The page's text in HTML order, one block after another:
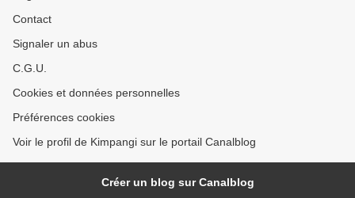
Contact
Signaler un abus
C.G.U.
Cookies et données personnelles
Préférences cookies
Voir le profil de Kimpangi sur le portail Canalblog
Créer un blog sur Canalblog